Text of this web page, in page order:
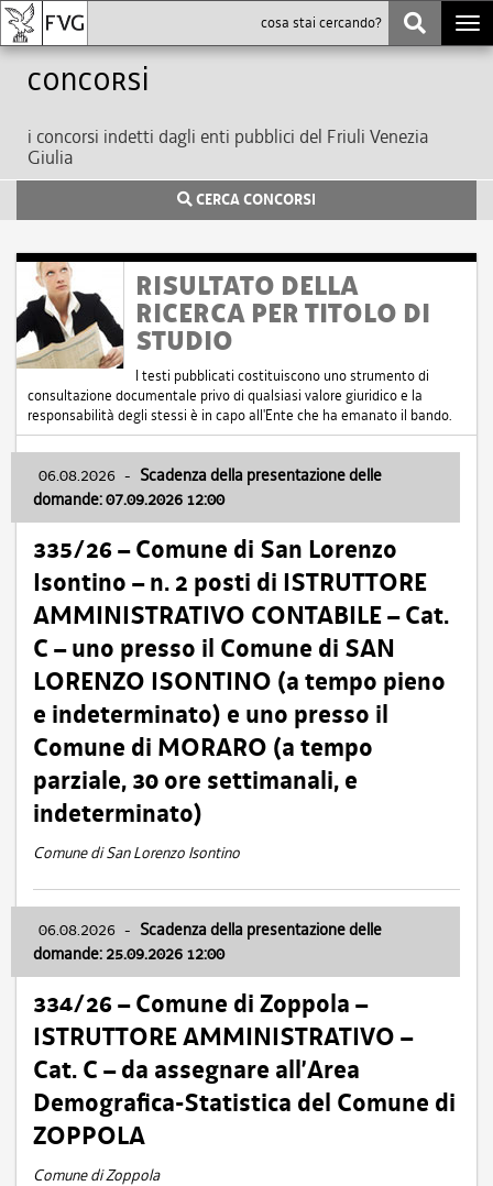
Concorsi
i concorsi indetti dagli enti pubblici del Friuli Venezia
Giulia
CERCA CONCORSI
RISULTATO DELLA
RICERCA PER TITOLO DI
STUDIO
I testi pubblicati costituiscono uno strumento di
consultazione documentale privo di qualsiasi valore giuridico e la
responsabilità degli stessi è in capo all'Ente che ha emanato il bando.
06.08.2026 - Scadenza della presentazione delle
domande: 07.09.2026 12:00
335/26 – Comune di San Lorenzo
Isontino – n. 2 posti di ISTRUTTORE
AMMINISTRATIVO CONTABILE – Cat.
C – uno presso il Comune di SAN
LORENZO ISONTINO (a tempo pieno
e indeterminato) e uno presso il
Comune di MORARO (a tempo
parziale, 30 ore settimanali, e
indeterminato)
Comune di San Lorenzo Isontino
06.08.2026 - Scadenza della presentazione delle
domande: 25.09.2026 12:00
334/26 – Comune di Zoppola –
ISTRUTTORE AMMINISTRATIVO –
Cat. C – da assegnare all’Area
Demografica-Statistica del Comune di
ZOPPOLA
Comune di Zoppola